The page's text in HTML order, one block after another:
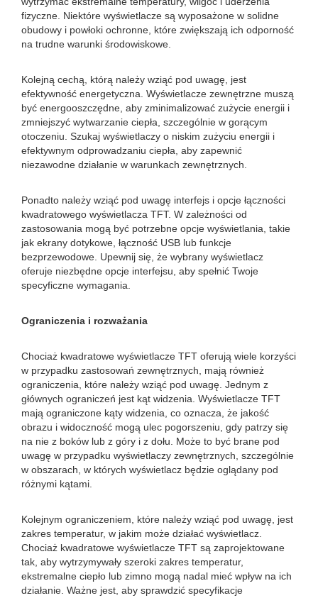
fizyczne. Niektóre wyświetlacze są wyposażone w solidne
obudowy i powłoki ochronne, które zwiększają ich odporność
na trudne warunki środowiskowe.
Kolejną cechą, którą należy wziąć pod uwagę, jest
efektywność energetyczna. Wyświetlacze zewnętrzne muszą
być energooszczędne, aby zminimalizować zużycie energii i
zmniejszyć wytwarzanie ciepła, szczególnie w gorącym
otoczeniu. Szukaj wyświetlaczy o niskim zużyciu energii i
efektywnym odprowadzaniu ciepła, aby zapewnić
niezawodne działanie w warunkach zewnętrznych.
Ponadto należy wziąć pod uwagę interfejs i opcje łączności
kwadratowego wyświetlacza TFT. W zależności od
zastosowania mogą być potrzebne opcje wyświetlania, takie
jak ekrany dotykowe, łączność USB lub funkcje
bezprzewodowe. Upewnij się, że wybrany wyświetlacz
oferuje niezbędne opcje interfejsu, aby spełnić Twoje
specyficzne wymagania.
Ograniczenia i rozważania
Chociaż kwadratowe wyświetlacze TFT oferują wiele korzyści
w przypadku zastosowań zewnętrznych, mają również
ograniczenia, które należy wziąć pod uwagę. Jednym z
głównych ograniczeń jest kąt widzenia. Wyświetlacze TFT
mają ograniczone kąty widzenia, co oznacza, że ​​jakość
obrazu i widoczność mogą ulec pogorszeniu, gdy patrzy się
na nie z boków lub z góry i z dołu. Może to być brane pod
uwagę w przypadku wyświetlaczy zewnętrznych, szczególnie
w obszarach, w których wyświetlacz będzie oglądany pod
różnymi kątami.
Kolejnym ograniczeniem, które należy wziąć pod uwagę, jest
zakres temperatur, w jakim może działać wyświetlacz.
Chociaż kwadratowe wyświetlacze TFT są zaprojektowane
tak, aby wytrzymywały szeroki zakres temperatur,
ekstremalne ciepło lub zimno mogą nadal mieć wpływ na ich
działanie. Ważne jest, aby sprawdzić specyfikacje